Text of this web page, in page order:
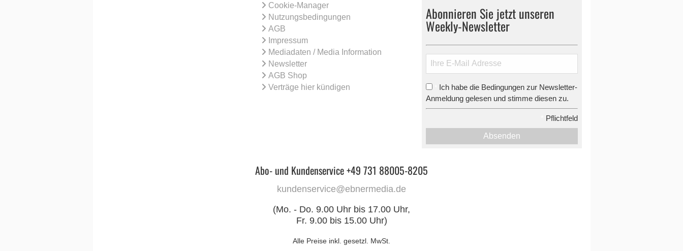
Cookie-Manager
Nutzungsbedingungen
AGB
Impressum
Mediadaten / Media Information
Newsletter
AGB Shop
Verträge hier kündigen
Abonnieren Sie jetzt unseren
Weekly-Newsletter
Ich habe die Bedingungen zur Newsletter-
Anmeldung gelesen und stimme diesen zu.
Pflichtfeld
Absenden
Abo- und Kundenservice +49 731 88005-8205
kundenservice@ebnermedia.de
(Mo. - Do. 9.00 Uhr bis 17.00 Uhr,
Fr. 9.00 bis 15.00 Uhr)
Alle Preise inkl. gesetzl. MwSt.